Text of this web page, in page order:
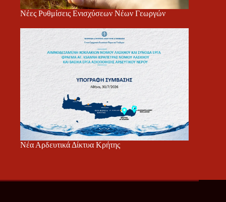
Νέες Ρυθμίσεις Ενισχύσεων Νέων Γεωργών
Νέα Αρδευτικά Δίκτυα Κρήτης